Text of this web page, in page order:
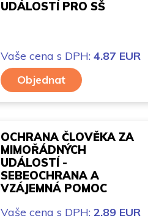
UDÁLOSTÍ PRO SŠ
Vaše cena s DPH: 4.87 EUR
Objednat
OCHRANA ČLOVĚKA ZA
MIMOŘÁDNÝCH
UDÁLOSTÍ -
SEBEOCHRANA A
VZÁJEMNÁ POMOC
Vaše cena s DPH: 2.89 EUR